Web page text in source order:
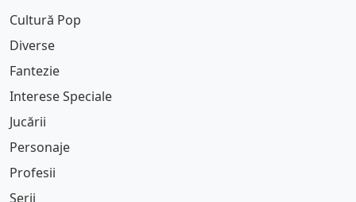
Cultură Pop
Diverse
Fantezie
Interese Speciale
Jucării
Personaje
Profesii
Serii